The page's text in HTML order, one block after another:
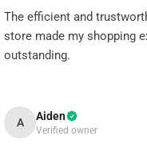
The efficient and
store made my shopping
outstanding.
A Aiden
Verified owner